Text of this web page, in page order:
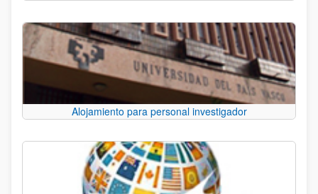
Alojamiento para personal investigador